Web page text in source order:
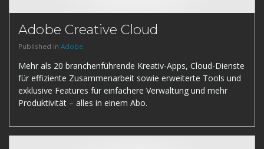
Adobe Creative Cloud
Published in Adobe
Mehr als 20 branchenführende Kreativ-Apps, Cloud-Dienste
für effiziente Zusammenarbeit sowie erweiterte Tools und
exklusive Features für einfachere Verwaltung und mehr
Produktivität – alles in einem Abo.